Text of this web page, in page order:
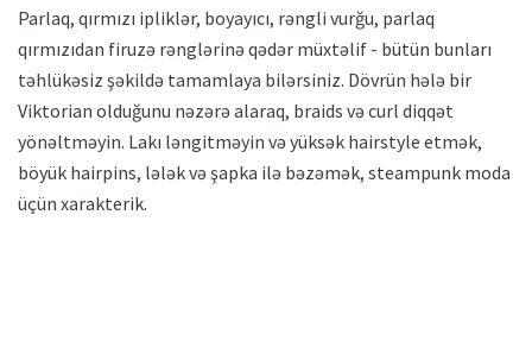
Parlaq, qırmızı ipliklər, boyayıcı, rəngli vurğu, parlaq
qırmızıdan firuzə rənglərinə qədər müxtəlif - bütün bunları
təhlükəsiz şəkildə tamamlaya bilərsiniz. Dövrün hələ bir
Viktorian olduğunu nəzərə alaraq, braids və curl diqqət
yönəltməyin. Lakı ləngitməyin və yüksək hairstyle etmək,
böyük hairpins, lələk və şapka ilə bəzəmək, steampunk moda
üçün xarakterik.